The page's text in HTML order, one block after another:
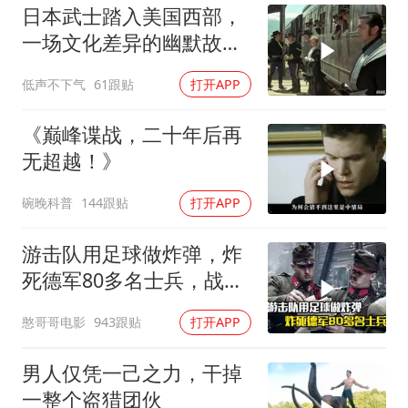
加沙约14万栋建筑被完全摧毁
从科技创新看开局起步的时与势
日本武士踏入美国西部，
一场文化差异的幽默故事
低声不下气 61跟贴 打开APP
《巅峰谍战，二十年后再
无超越！》
碗晚科普 144跟贴 打开APP
游击队用足球做炸弹，炸
死德军80多名士兵，战争
憨哥哥电影 943跟贴 打开APP
男人仅凭一己之力，干掉
一整个盗猎团伙